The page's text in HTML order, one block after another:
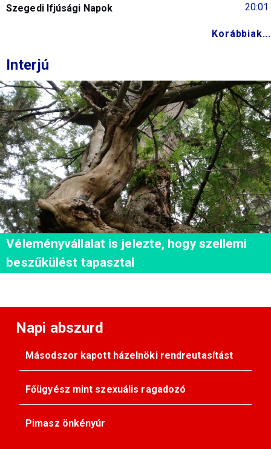
20:01
Szegedi Ifjúsági Napok
Korábbiak...
Interjú
Véleményvállalat is jelezte, hogy szellemi
beszűkülést tapasztal
Napi abszurd
Másodszor kapott házelnöki rendreutasítást
Főügyész mint szexuális ragadozó
Pimasz önkényúr